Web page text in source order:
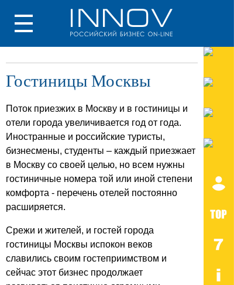
Гостиницы Москвы
Поток приезжих в Москву и в гостиницы и
отели города увеличивается год от года.
Иностранные и российские туристы,
бизнесмены, студенты – каждый приезжает
в Москву со своей целью, но всем нужны
гостиничные номера той или иной степени
комфорта - перечень отелей постоянно
расширяется.
Срежи и жителей, и гостей города
гостиницы Москвы испокон веков
славились своим гостеприимством и
сейчас этот бизнес продолжает